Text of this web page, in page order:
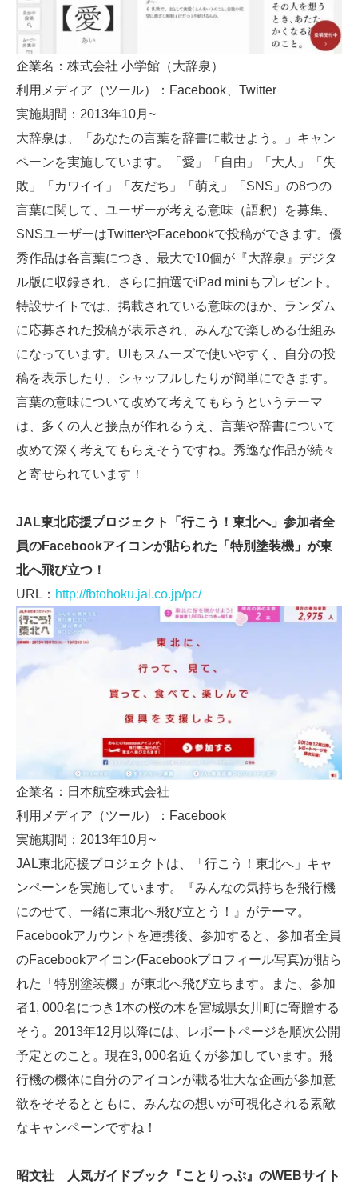
企業名：株式会社 小学館（大辞泉）
利用メディア（ツール）：Facebook、Twitter
実施期間：2013年10月~
大辞泉は、「あなたの言葉を辞書に載せよう。」キャン
ペーンを実施しています。「愛」「自由」「大人」「失
敗」「カワイイ」「友だち」「萌え」「SNS」の8つの
言葉に関して、ユーザーが考える意味（語釈）を募集、
SNSユーザーはTwitterやFacebookで投稿ができます。優
秀作品は各言葉につき、最大で10個が『大辞泉』デジタ
ル版に収録され、さらに抽選でiPad miniもプレゼント。
特設サイトでは、掲載されている意味のほか、ランダム
に応募された投稿が表示され、みんなで楽しめる仕組み
になっています。UIもスムーズで使いやすく、自分の投
稿を表示したり、シャッフルしたりが簡単にできます。
言葉の意味について改めて考えてもらうというテーマ
は、多くの人と接点が作れるうえ、言葉や辞書について
改めて深く考えてもらえそうですね。秀逸な作品が続々
と寄せられています！
JAL東北応援プロジェクト「行こう！東北へ」参加者全
員のFacebookアイコンが貼られた「特別塗装機」が東
北へ飛び立つ！
URL： http://fbtohoku.jal.co.jp/pc/
企業名：日本航空株式会社
利用メディア（ツール）：Facebook
実施期間：2013年10月~
JAL東北応援プロジェクトは、「行こう！東北へ」キャ
ンペーンを実施しています。『みんなの気持ちを飛行機
にのせて、一緒に東北へ飛び立とう！』がテーマ。
Facebookアカウントを連携後、参加すると、参加者全員
のFacebookアイコン(Facebookプロフィール写真)が貼ら
れた「特別塗装機」が東北へ飛び立ちます。また、参加
者1, 000名につき1本の桜の木を宮城県女川町に寄贈する
そう。2013年12月以降には、レポートページを順次公開
予定とのこと。現在3, 000名近くが参加しています。飛
行機の機体に自分のアイコンが載る壮大な企画が参加意
欲をそそるとともに、みんなの想いが可視化される素敵
なキャンペーンですね！
昭文社 人気ガイドブック『ことりっぷ』のWEBサイト